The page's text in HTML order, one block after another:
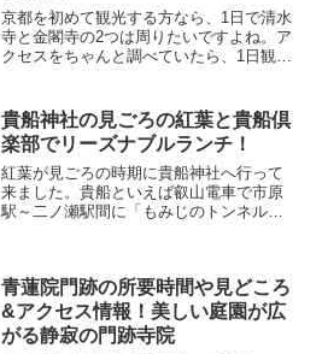
京都を初めて観光する方なら、1日で清水
寺と金閣寺の2つは周りたいですよね。ア
クセスをちゃんと調べていたら、1日観光
清水寺・金閣寺を効率よく巡るモデルコ
ース！京都鉄板プ...
貴船神社の見ごろの紅葉と貴船倶
楽部でリーズナブルランチ！
紅葉が見ごろの時期に貴船神社へ行って
来ました。貴船といえば叡山電車で市原
駅～二ノ瀬駅間に「もみじのトンネル」
を落として走ってくれます...
青蓮院門跡の所要時間や見どころ
&アクセス情報！美しい庭園が広
がる静寂の門跡寺院